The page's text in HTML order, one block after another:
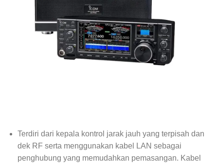
Terdiri dari kepala kontrol jarak jauh yang terpisah dan
dek RF serta menggunakan kabel LAN sebagai
penghubung yang memudahkan pemasangan. Kabel